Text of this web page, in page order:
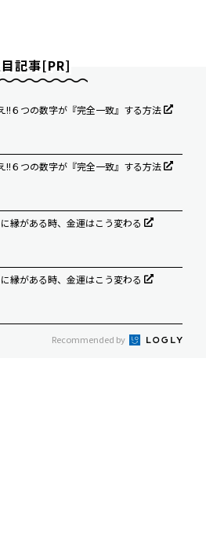
記事[PR]
!!６つの数字が『完全一致』する方法
!!６つの数字が『完全一致』する方法
縁がある時、金運はこう変わる
縁がある時、金運はこう変わる
Recommended by